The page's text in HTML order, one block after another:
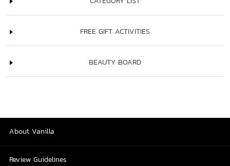
FREE GIFT ACTIVITIES
BEAUTY BOARD
About Vanilla
Review Guidelines